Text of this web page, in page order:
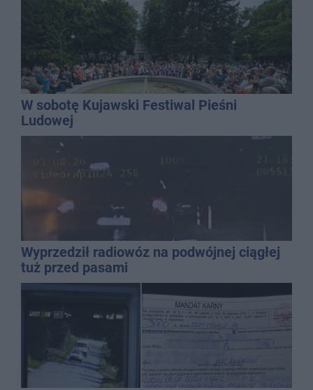
W sobotę Kujawski Festiwal Pieśni
Ludowej
Wyprzedził radiowóz na podwójnej ciągłej
tuż przed pasami